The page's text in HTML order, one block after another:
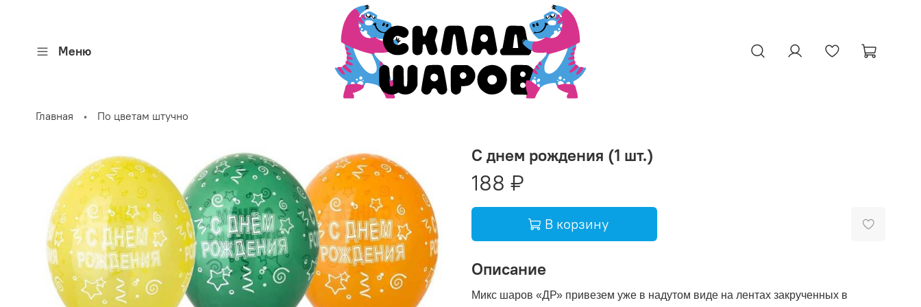
Меню ПоискЛичныйИзбранноеКорзина
Главная По цветам штучно
С днем рождения (1 шт.)
188 ₽
Добавить в корзину: С днем рождения (1 шт.)
В корзину
Описание
Микс шаров «ДР» привезем уже в надутом виде на лентах закрученных в